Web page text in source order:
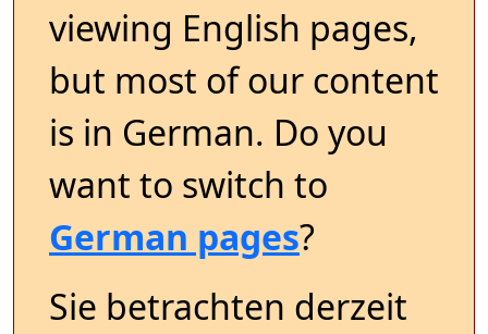
viewing English pages,
but most of our content
is in German. Do you
want to switch to
German pages?
Sie betrachten derzeit